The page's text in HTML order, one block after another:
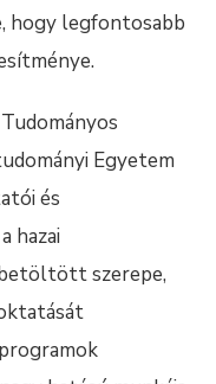
hogy legfontosabb
Egyetem
és
hazai
szerepe,